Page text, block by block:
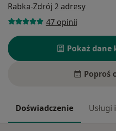
Rabka-Zdrój 2 adresy
47 opinii
Pokaż
Poproś
Doświadczenie Usługi